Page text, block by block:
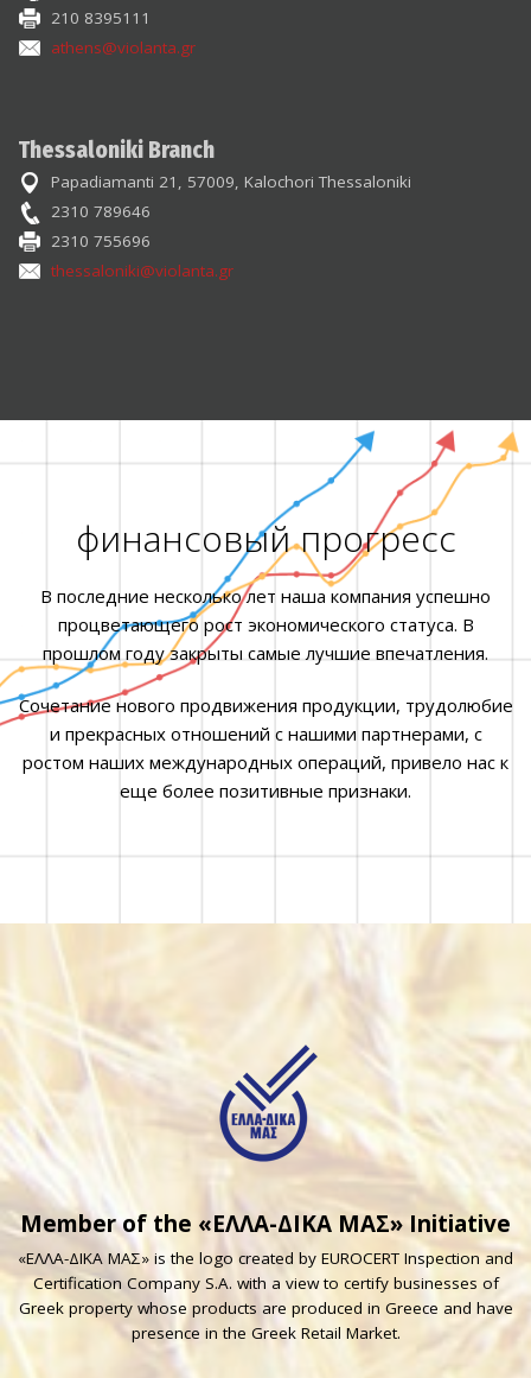
210 8395111
athens@violanta.gr
Thessaloniki Branch
Papadiamanti 21, 57009, Kalochori Thessaloniki
2310 789646
2310 755696
thessaloniki@violanta.gr
финансовый прогресс
В последние несколько лет наша компания успешно
процветающего рост экономического статуса. В
прошлом году закрыты самые лучшие впечатления.
Сочетание нового продвижения продукции, трудолюбие
и прекрасных отношений с нашими партнерами, с
ростом наших международных операций, привело нас к
еще более позитивные признаки.
Member of the «ΕΛΛΑ-ΔΙΚΑ ΜΑΣ» Initiative
«ΕΛΛΑ-ΔΙΚΑ ΜΑΣ» is the logo created by EUROCERT Inspection and
Certification Company S.A. with a view to certify businesses of
Greek property whose products are produced in Greece and have
presence in the Greek Retail Market.